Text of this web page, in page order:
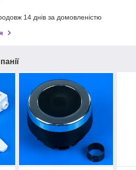
14 днів за домовленістю